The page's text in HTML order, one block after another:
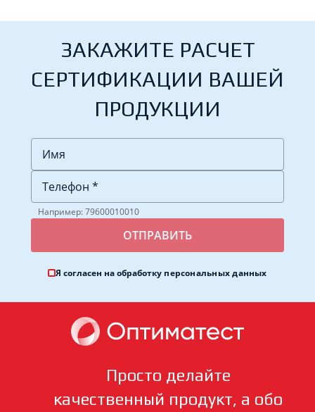
ЗАКАЖИТЕ РАСЧЕТ
СЕРТИФИКАЦИИ ВАШЕЙ
ПРОДУКЦИИ
Например: 79600010010
Я согласен на обработку персональных данных
Просто делайте
качественный продукт, а обо